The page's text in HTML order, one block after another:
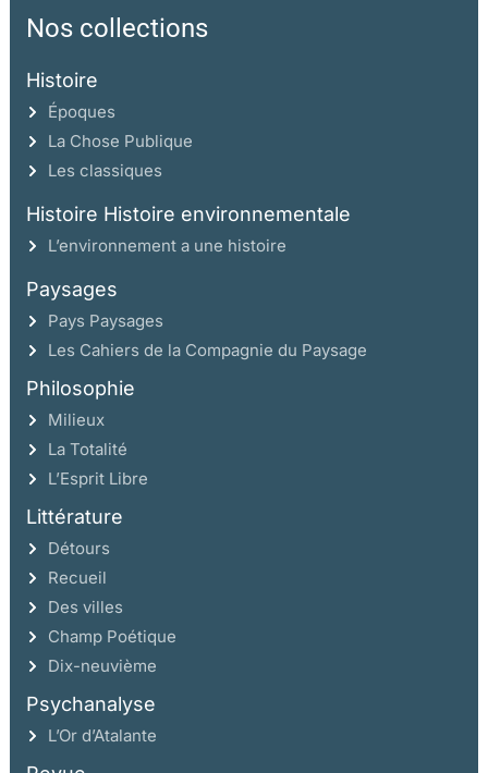
Nos collections
Histoire
Époques
La Chose Publique
Les classiques
Histoire Histoire environnementale
L’environnement a une histoire
Paysages
Pays Paysages
Les Cahiers de la Compagnie du Paysage
Philosophie
Milieux
La Totalité
L’Esprit Libre
Littérature
Détours
Recueil
Des villes
Champ Poétique
Dix-neuvième
Psychanalyse
L’Or d’Atalante